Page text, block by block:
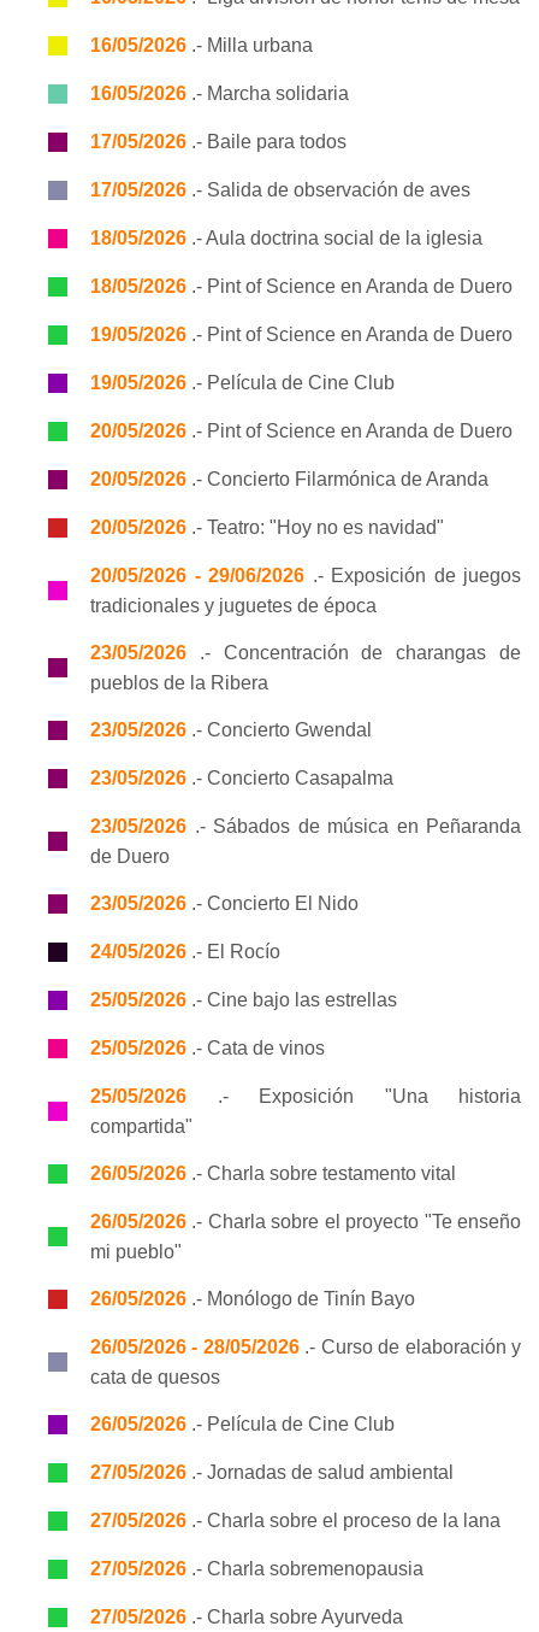
16/05/2026 .- Milla urbana
16/05/2026 .- Marcha solidaria
17/05/2026 .- Baile para todos
17/05/2026 .- Salida de observación de aves
18/05/2026 .- Aula doctrina social de la iglesia
18/05/2026 .- Pint of Science en Aranda de Duero
19/05/2026 .- Pint of Science en Aranda de Duero
19/05/2026 .- Película de Cine Club
20/05/2026 .- Pint of Science en Aranda de Duero
20/05/2026 .- Concierto Filarmónica de Aranda
20/05/2026 .- Teatro: "Hoy no es navidad"
20/05/2026 - 29/06/2026 .- Exposición de juegos
tradicionales y juguetes de época
23/05/2026 .- Concentración de charangas de
pueblos de la Ribera
23/05/2026 .- Concierto Gwendal
23/05/2026 .- Concierto Casapalma
23/05/2026 .- Sábados de música en Peñaranda
de Duero
23/05/2026 .- Concierto El Nido
24/05/2026 .- El Rocío
25/05/2026 .- Cine bajo las estrellas
25/05/2026 .- Cata de vinos
25/05/2026 .- Exposición "Una historia
compartida"
26/05/2026 .- Charla sobre testamento vital
26/05/2026 .- Charla sobre el proyecto "Te enseño
mi pueblo"
26/05/2026 .- Monólogo de Tinín Bayo
26/05/2026 - 28/05/2026.- Curso de elaboración y
cata de quesos
26/05/2026 .- Película de Cine Club
27/05/2026 .- Jornadas de salud ambiental
27/05/2026 .- Charla sobre el proceso de la lana
27/05/2026 .- Charla sobremenopausia
27/05/2026 .- Charla sobre Ayurveda